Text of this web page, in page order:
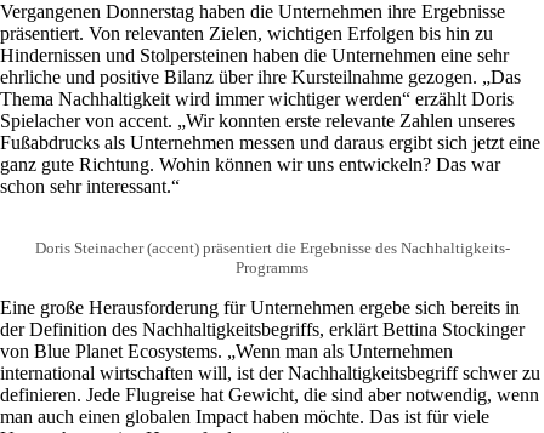
Vergangenen Donnerstag haben die Unternehmen ihre Ergebnisse
präsentiert. Von relevanten Zielen, wichtigen Erfolgen bis hin zu
Hindernissen und Stolpersteinen haben die Unternehmen eine sehr
ehrliche und positive Bilanz über ihre Kursteilnahme gezogen. „Das
Thema Nachhaltigkeit wird immer wichtiger werden“ erzählt Doris
Spielacher von accent. „Wir konnten erste relevante Zahlen unseres
Fußabdrucks als Unternehmen messen und daraus ergibt sich jetzt eine
ganz gute Richtung. Wohin können wir uns entwickeln? Das war
schon sehr interessant.“
Doris Steinacher (accent) präsentiert die Ergebnisse des Nachhaltigkeits-
Programms
Eine große Herausforderung für Unternehmen ergebe sich bereits in
der Definition des Nachhaltigkeitsbegriffs, erklärt Bettina Stockinger
von Blue Planet Ecosystems. „Wenn man als Unternehmen
international wirtschaften will, ist der Nachhaltigkeitsbegriff schwer zu
definieren. Jede Flugreise hat Gewicht, die sind aber notwendig, wenn
man auch einen globalen Impact haben möchte. Das ist für viele